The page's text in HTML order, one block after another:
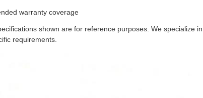
warranty coverage
shown are for reference purposes. We specialize
requirements.